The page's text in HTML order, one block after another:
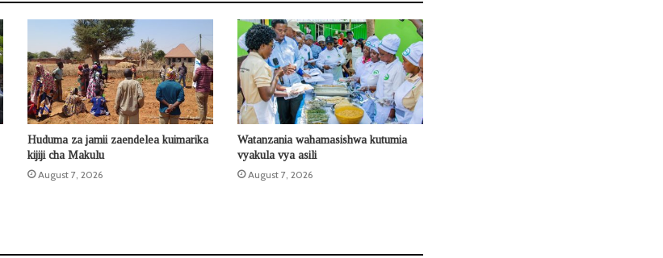
Huduma za jamii zaendelea kuimarika
kijiji cha Makulu
August 7, 2026
Watanzania wahamasishwa kutumia
vyakula vya asili
August 7, 2026